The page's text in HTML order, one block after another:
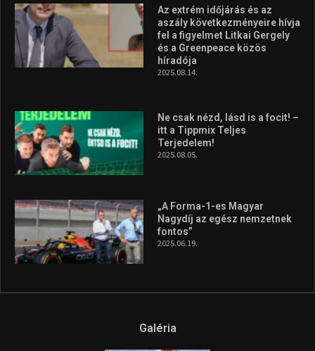
Az extrém időjárás és az
aszály következményeire hívja
fel a figyelmet Litkai Gergely
és a Greenpeace közös
híradója
2025.08.14.
Ne csak nézd, lásd is a focit! –
itt a Tippmix Teljes
Terjedelem!
2025.08.05.
„A Forma-1-es Magyar
Nagydíj az egész nemzetnek
fontos”
2025.06.19.
Galéria